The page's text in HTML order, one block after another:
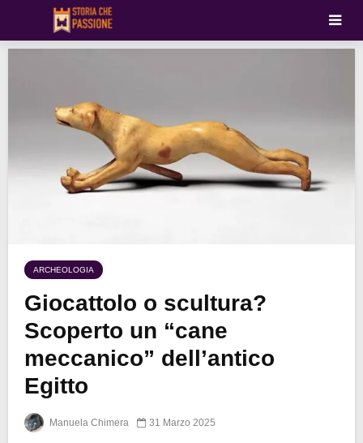
ARCHEOLOGIA
Giocattolo o scultura?
Scoperto un “cane
meccanico” dell’antico
Egitto
Manuela Chimera 31 Marzo 2025